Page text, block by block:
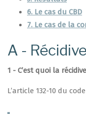
6. Le cas du CBD
7. Le cas de la
A -
1 - C’est quoi la
L’article 132-10 du